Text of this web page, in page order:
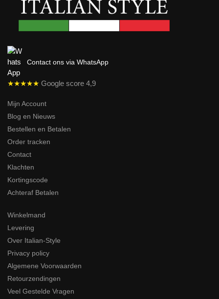
Contact ons via WhatsApp
★★★★★ Google score 4,9
Mijn Account
Blog en Nieuws
Bestellen en Betalen
Order tracken
Contact
Klachten
Kortingscode
Achteraf Betalen
Winkelmand
Levering
Over Italian-Style
Privacy policy
Algemene Voorwaarden
Retourzendingen
Veel Gestelde Vragen